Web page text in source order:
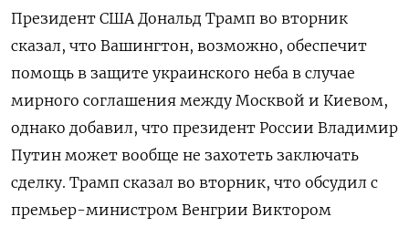
Президент США Дональд Трамп во вторник
сказал, что Вашингтон, возможно, обеспечит
помощь в защите украинского неба в случае
мирного соглашения между Москвой и Киевом,
однако добавил, что президент России Владимир
Путин может вообще не захотеть заключать
сделку. Трамп сказал во вторник, что обсудил с
премьер-министром Венгрии Виктором